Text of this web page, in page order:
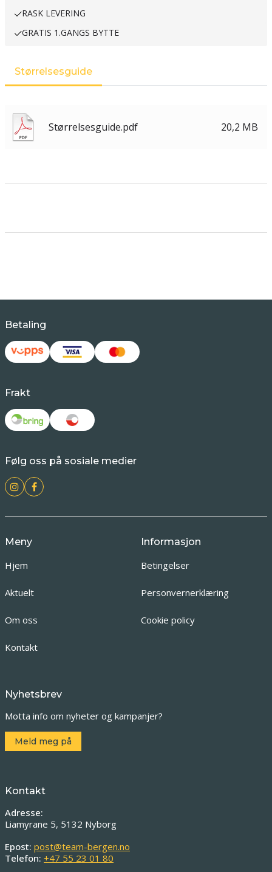
RASK LEVERING
GRATIS 1.GANGS BYTTE
Størrelsesguide
Størrelsesguide.pdf 20,2 MB
Betaling
Frakt
Følg oss på sosiale medier
Meny
Hjem
Aktuelt
Om oss
Kontakt
Informasjon
Betingelser
Personvernerklæring
Cookie policy
Nyhetsbrev
Motta info om nyheter og kampanjer?
Meld meg på
Kontakt
Adresse:
Liamyrane 5, 5132 Nyborg
Epost: post@team-bergen.no
Telefon: +47 55 23 01 80